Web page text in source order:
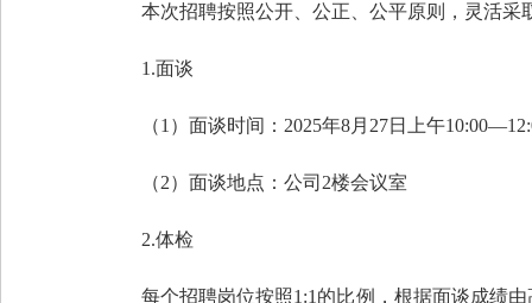
本次招聘按照公开、公正、公平原则，灵活
1 .面谈
（1 ）面谈时间： 2025年8月 27日上午10:00—
（2）面谈地点：公司 2楼会议室
2.体检
每个招聘岗位按照1:1 的比例，根据面谈成绩